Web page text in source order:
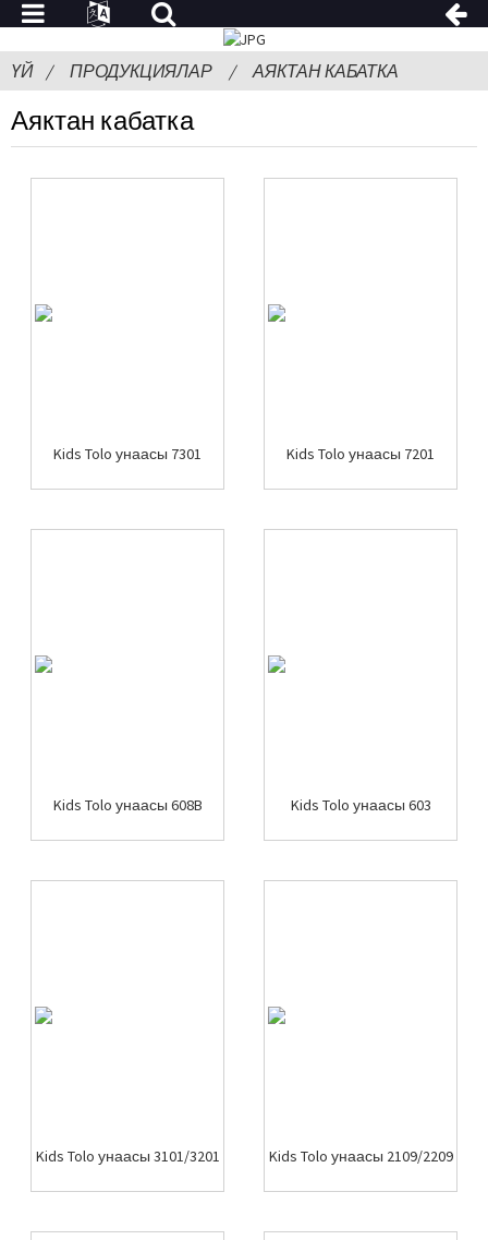
ҮЙ ПРОДУКЦИЯЛАР АЯКТАН КАБАТКА
Аяктан кабатка
Kids Tolo унаасы 7301 Kids Tolo унаасы 7201
Kids Tolo унаасы 608B Kids Tolo унаасы 603
Kids Tolo унаасы 3101/3201 Kids Tolo унаасы 2109/2209